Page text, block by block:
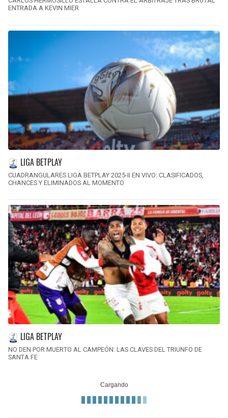
ENTRADA A KEVIN MIER
LIGA BETPLAY
CUADRANGULARES LIGA BETPLAY 2025-II EN VIVO: CLASIFICADOS,
CHANCES Y ELIMINADOS AL MOMENTO
LIGA BETPLAY
NO DEN POR MUERTO AL CAMPEÓN: LAS CLAVES DEL TRIUNFO DE
SANTA FE